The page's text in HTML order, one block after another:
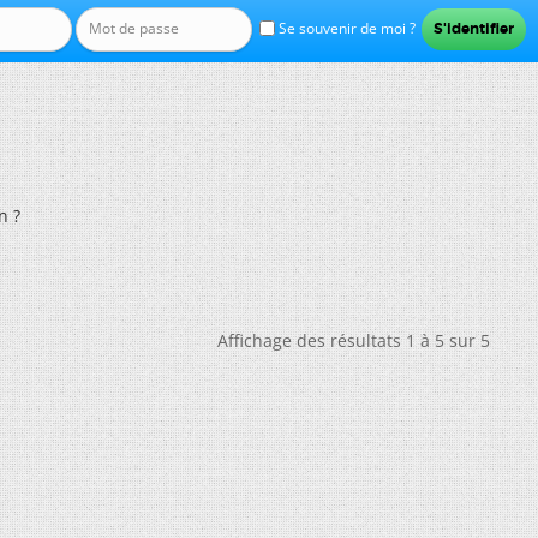
Se souvenir de moi ?
?
Affichage des résultats 1 à 5 sur 5